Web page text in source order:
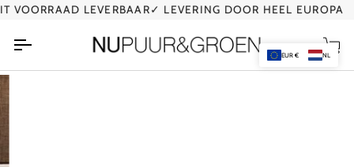
Ga
inhoud
LEVERBAAR✓ LEVERING DOOR HEEL EUROPA
EUR € NL